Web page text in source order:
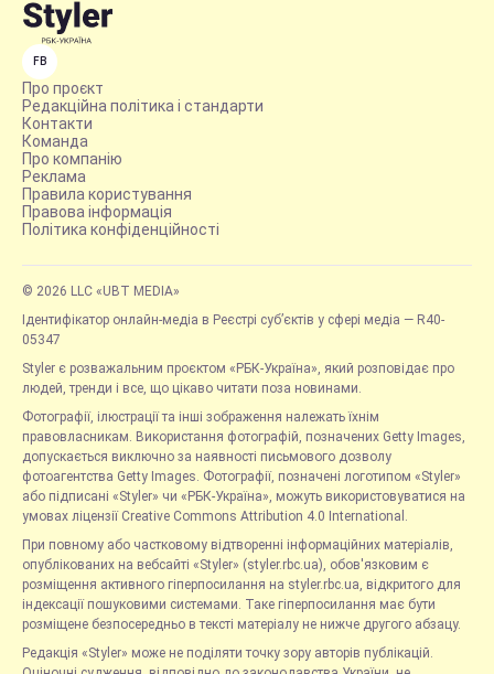
FB
Про проєкт
Редакційна політика і стандарти
Контакти
Команда
Про компанію
Реклама
Правила користування
Правова інформація
Політика конфіденційності
© 2026 LLC «UBT MEDIA»
Ідентифікатор онлайн-медіа в Реєстрі суб’єктів у сфері медіа — R40-
05347
Styler є розважальним проєктом «РБК-Україна», який розповідає про
людей, тренди і все, що цікаво читати поза новинами.
Фотографії, ілюстрації та інші зображення належать їхнім
правовласникам. Використання фотографій, позначених Getty Images,
допускається виключно за наявності письмового дозволу
фотоагентства Getty Images. Фотографії, позначені логотипом «Styler»
або підписані «Styler» чи «РБК-Україна», можуть використовуватися на
умовах ліцензії Creative Commons Attribution 4.0 International.
При повному або частковому відтворенні інформаційних матеріалів,
опублікованих на вебсайті «Styler» (styler.rbc.ua), обов'язковим є
розміщення активного гіперпосилання на styler.rbc.ua, відкритого для
індексації пошуковими системами. Таке гіперпосилання має бути
розміщене безпосередньо в тексті матеріалу не нижче другого абзацу.
Редакція «Styler» може не поділяти точку зору авторів публікацій.